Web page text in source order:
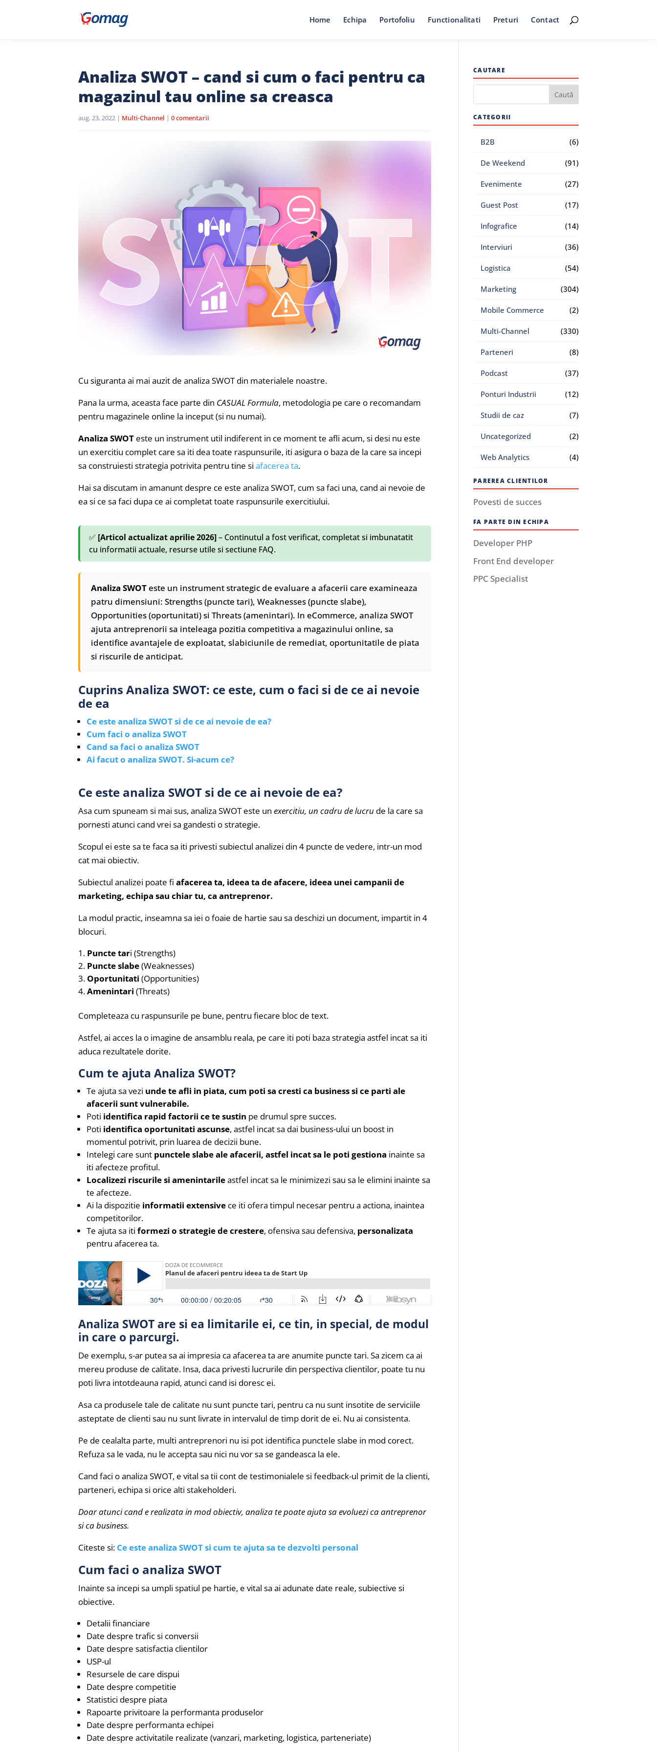
Home Echipa Portofoliu Functionalitati Preturi Contact
Analiza SWOT – cand si cum o faci pentru ca
magazinul tau online sa creasca
aug. 23, 2022 | Multi-Channel | 0 comentarii
Cu siguranta ai mai auzit de analiza SWOT din materialele noastre.
Pana la urma, aceasta face parte din CASUAL Formula, metodologia pe care o recomandam
pentru magazinele online la inceput (si nu numai).
Analiza SWOT este un instrument util indiferent in ce moment te afli acum, si desi nu este
un exercitiu complet care sa iti dea toate raspunsurile, iti asigura o baza de la care sa incepi
sa construiesti strategia potrivita pentru tine si afacerea ta.
Hai sa discutam in amanunt despre ce este analiza SWOT, cum sa faci una, cand ai nevoie de
ea si ce sa faci dupa ce ai completat toate raspunsurile exercitiului.
✅ [Articol actualizat aprilie 2026]– Continutul a fost verificat, completat si imbunatatit
cu informatii actuale, resurse utile si sectiune FAQ.
Analiza SWOT este un instrument strategic de evaluare a afacerii care examineaza
patru dimensiuni: Strengths (puncte tari), Weaknesses (puncte slabe),
Opportunities (oportunitati) si Threats (amenintari). In eCommerce, analiza SWOT
ajuta antreprenorii sa inteleaga pozitia competitiva a magazinului online, sa
identifice avantajele de exploatat, slabiciunile de remediat, oportunitatile de piata
si riscurile de anticipat.
Cuprins Analiza SWOT: ce este, cum o faci si de ce ai nevoie
de ea
Ce este analiza SWOT si de ce ai nevoie de ea?
Cum faci o analiza SWOT
Cand sa faci o analiza SWOT
Ai facut o analiza SWOT. Si-acum ce?
Ce este analiza SWOT si de ce ai nevoie de ea?
Asa cum spuneam si mai sus, analiza SWOT este un exercitiu, un cadru de lucru de la care sa
pornesti atunci cand vrei sa gandesti o strategie.
Scopul ei este sa te faca sa iti privesti subiectul analizei din 4 puncte de vedere, intr-un mod
cat mai obiectiv.
Subiectul analizei poate fi afacerea ta, ideea ta de afacere, ideea unei campanii de
marketing, echipa sau chiar tu, ca antreprenor.
La modul practic, inseamna sa iei o foaie de hartie sau sa deschizi un document, impartit in 4
blocuri.
Puncte tari (Strengths)
Puncte slabe(Weaknesses)
Oportunitati (Opportunities)
Amenintari (Threats)
Completeaza cu raspunsurile pe bune, pentru fiecare bloc de text.
Astfel, ai acces la o imagine de ansamblu reala, pe care iti poti baza strategia astfel incat sa iti
aduca rezultatele dorite.
Cum te ajuta Analiza SWOT?
Te ajuta sa vezi unde te afli in piata, cum poti sa cresti ca business si ce parti ale
afacerii sunt vulnerabile.
Poti identifica rapid factorii ce te sustin pe drumul spre succes.
Poti identifica oportunitati ascunse, astfel incat sa dai business-ului un boost in
momentul potrivit, prin luarea de decizii bune.
Intelegi care sunt punctele slabe ale afacerii, astfel incat sa le poti gestiona inainte sa
iti afecteze profitul.
Localizezi riscurile si amenintarileastfel incat sa le minimizezi sau sa le elimini inainte sa
te afecteze.
Ai la dispozitie informatii extensive ce iti ofera timpul necesar pentru a actiona, inaintea
competitorilor.
Te ajuta sa iti formezi o strategie de crestere, ofensiva sau defensiva, personalizata
pentru afacerea ta.
Analiza SWOT are si ea limitarile ei, ce tin, in special, de modul
in care o parcurgi.
De exemplu, s-ar putea sa ai impresia ca afacerea ta are anumite puncte tari. Sa zicem ca ai
mereu produse de calitate. Insa, daca privesti lucrurile din perspectiva clientilor, poate tu nu
poti livra intotdeauna rapid, atunci cand isi doresc ei.
Asa ca produsele tale de calitate nu sunt puncte tari, pentru ca nu sunt insotite de serviciile
asteptate de clienti sau nu sunt livrate in intervalul de timp dorit de ei. Nu ai consistenta.
Pe de cealalta parte, multi antreprenori nu isi pot identifica punctele slabe in mod corect.
Refuza sa le vada, nu le accepta sau nici nu vor sa se gandeasca la ele.
Cand faci o analiza SWOT, e vital sa tii cont de testimonialele si feedback-ul primit de la clienti,
parteneri, echipa si orice alti stakeholderi.
Doar atunci cand e realizata in mod obiectiv, analiza te poate ajuta sa evoluezi ca antreprenor
si ca business.
Citeste si: Ce este analiza SWOT si cum te ajuta sa te dezvolti personal
Cum faci o analiza SWOT
Inainte sa incepi sa umpli spatiul pe hartie, e vital sa ai adunate date reale, subiective si
obiective.
Detalii financiare
Date despre trafic si conversii
Date despre satisfactia clientilor
USP-ul
Resursele de care dispui
Date despre competitie
Statistici despre piata
Rapoarte privitoare la performanta produselor
Date despre performanta echipei
Date despre activitatile realizate (vanzari, marketing, logistica, parteneriate)
CAUTARE
CATEGORII
B2B (6)
De Weekend (91)
Evenimente (27)
Guest Post (17)
Infografice (14)
Interviuri (36)
Logistica (54)
Marketing (304)
Mobile Commerce (2)
Multi-Channel (330)
Parteneri (8)
Podcast (37)
Ponturi Industrii (12)
Studii de caz (7)
Uncategorized (2)
Web Analytics (4)
PAREREA CLIENTILOR
Povesti de succes
FA PARTE DIN ECHIPA
Developer PHP
Front End developer
PPC Specialist